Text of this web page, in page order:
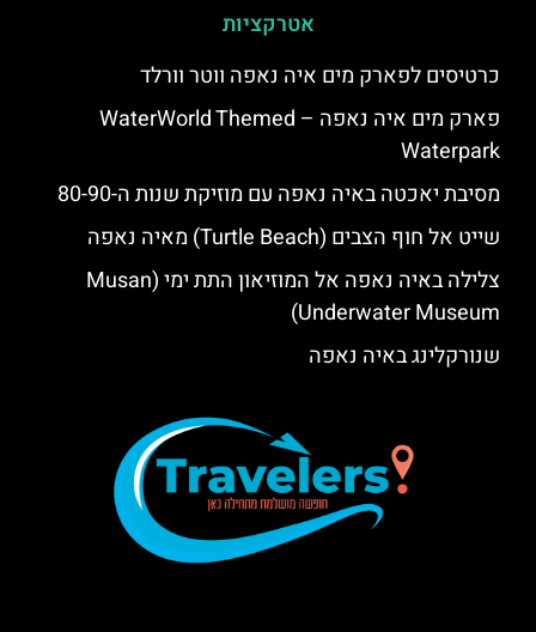
אטרקציות
כרטיסים לפארק מים איה נאפה ווטר וורלד
פארק מים איה נאפה – ‪‪WaterWorld Themed
Waterpark‬‬
מסיבת יאכטה באיה נאפה עם מוזיקת שנות ה-80-90
שייט אל חוף הצבים (Turtle Beach) מאיה נאפה
צלילה באיה נאפה אל המוזיאון התת ימי (Musan
Underwater Museum)
שנורקלינג באיה נאפה